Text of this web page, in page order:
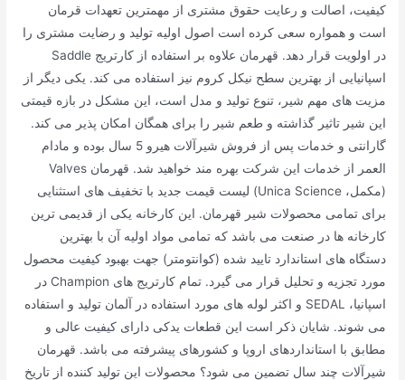
کیفیت، اصالت و رعایت حقوق مشتری از مهمترین تعهدات قرمان
است و همواره سعی کرده است اصول اولیه تولید و رضایت مشتری را
در اولویت قرار دهد. قهرمان علاوه بر استفاده از کارتریج Saddle
اسپانیایی از بهترین سطح نیکل کروم نیز استفاده می کند. یکی دیگر از
مزیت های مهم شیر، تنوع تولید و مدل است، این مشکل در بازه قیمتی
این شیر تاثیر گذاشته و طعم شیر را برای همگان امکان پذیر می کند.
گارانتی و خدمات پس از فروش شیرآلات هیرو 5 سال بوده و مادام
العمر از خدمات این شرکت بهره مند خواهید شد. قهرمان Valves
(مکمل، Unica Science) لیست قیمت جدید با تخفیف های استثنایی
برای تمامی محصولات شیر قهرمان. این کارخانه یکی از قدیمی ترین
کارخانه ها در صنعت می باشد که تمامی مواد اولیه آن با بهترین
دستگاه های استاندارد تایید شده (کوانتومتر) جهت بهبود کیفیت محصول
مورد تجزیه و تحلیل قرار می گیرد. تمام کارتریج های Champion در
اسپانیا، SEDAL و اکثر لوله های مورد استفاده در آلمان تولید و استفاده
می شوند. شایان ذکر است این قطعات یدکی دارای کیفیت عالی و
مطابق با استانداردهای اروپا و کشورهای پیشرفته می باشد. قهرمان
شیرآلات چند سال تضمین می شود؟ محصولات این تولید کننده از تاریخ